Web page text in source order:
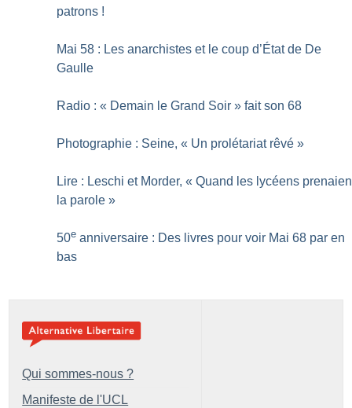
patrons !
Mai 58 : Les anarchistes et le coup d’État de De
Gaulle
Radio : « Demain le Grand Soir » fait son 68
Photographie : Seine, « Un prolétariat rêvé »
Lire : Leschi et Morder, « Quand les lycéens
la parole »
50e anniversaire : Des livres pour voir Mai 68 par en
bas
Qui sommes-nous ?
Manifeste de l'UCL